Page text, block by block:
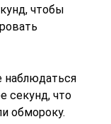
чтобы
наблюдаться
секунд, что
обмороку.